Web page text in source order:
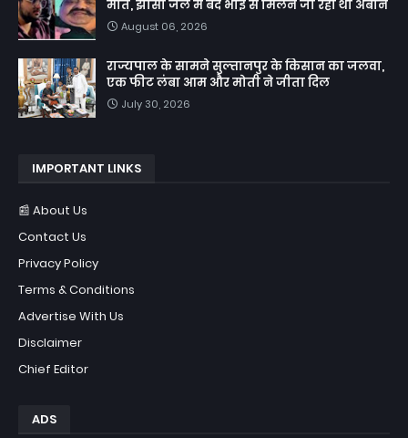
मौत, झांसी जेल में बंद भाई से मिलने जा रहा था अबान
August 06, 2026
राज्यपाल के सामने सुल्तानपुर के किसान का जलवा,
एक फीट लंबा आम और मोती ने जीता दिल
July 30, 2026
IMPORTANT LINKS
📰 About Us
Contact Us
Privacy Policy
Terms & Conditions
Advertise With Us
Disclaimer
Chief Editor
ADS